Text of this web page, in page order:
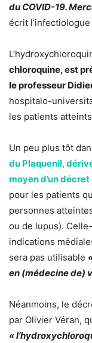
du COVID-19.
écrit
chloroquine, est
le professeur
hospitalo-
les patients
Un peu plus tôt
du Plaquenil,
moyen d’un décret
pour les patients
personnes
ou de lupus).
indications
sera pas utilisable
en (médecine de)
Néanmoins, le
par Olivier Véran,
«